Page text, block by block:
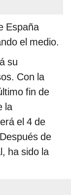
España
el medio.
su
Con la
fin de
la
el 4 de
de
ha sido la